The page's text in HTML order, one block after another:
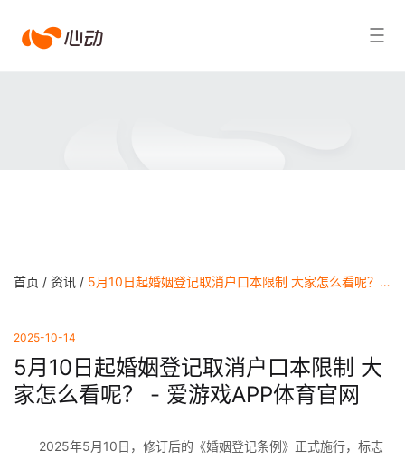
爱搜索结果
首页 / 资讯 / 5月10日起婚姻登记取消户口本限制 大家怎么看呢？ - 爱游戏APP体育官网
2025-10-14
5月10日起婚姻登记取消户口本限制 大
家怎么看呢？ - 爱游戏APP体育官网
2025年5月10日，修订后的《婚姻登记条例》正式施行，标志